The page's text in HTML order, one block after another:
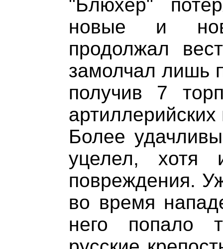
"Блюхер"
новые и
продолжал
замолчал лишь
получив 7
Более
уцелел, хотя
повреждения.
во время
него попало